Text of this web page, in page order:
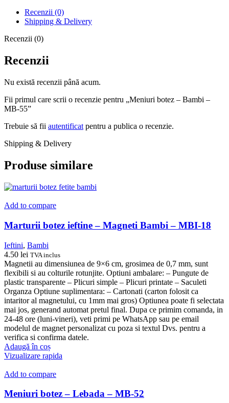
Recenzii (0)
Shipping & Delivery
Recenzii (0)
Recenzii
Nu există recenzii până acum.
Fii primul care scrii o recenzie pentru „Meniuri botez – Bambi –
MB-55”
Trebuie să fii autentificat pentru a publica o recenzie.
Shipping & Delivery
Produse similare
Add to compare
Marturii botez ieftine – Magneti Bambi – MBI-18
Ieftini, Bambi
4.50 lei TVA inclus
Magnetii au dimensiunea de 9×6 cm, grosimea de 0,7 mm, sunt
flexibili si au colturile rotunjite. Optiuni ambalare: – Pungute de
plastic transparente – Plicuri simple – Plicuri printate – Saculeti
Organza Optiune suplimentara: – Cartonati (carton folosit ca
intaritor al magnetului, cu 1mm mai gros) Optiunea poate fi selectata
mai jos, generand automat pretul final. Dupa ce primim comanda, in
24-48 ore (luni-vineri), veti primi pe WhatsApp sau pe email
modelul de magnet personalizat cu poza si textul Dvs. pentru a
verifica si confirma datele.
Adaugă în coș
Vizualizare rapida
Add to compare
Meniuri botez – Lebada – MB-52